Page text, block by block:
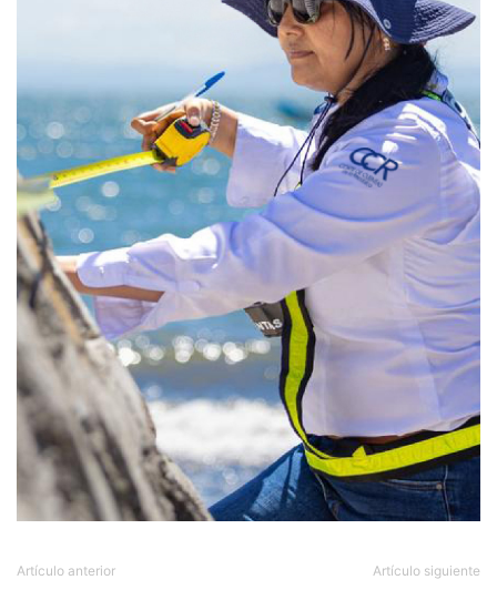
Artículo anterior Artículo siguiente